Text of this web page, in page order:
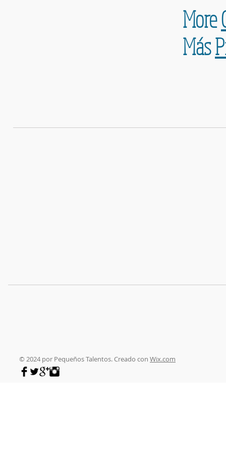
More
Más
© 2024 por Pequeños Talentos. Creado con Wix.com